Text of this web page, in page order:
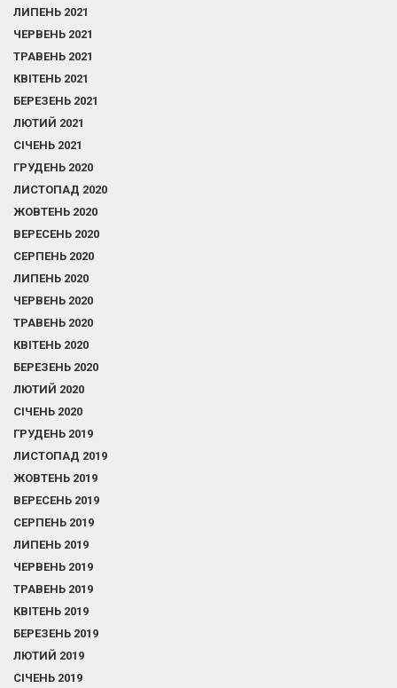
ЛИПЕНЬ 2021
ЧЕРВЕНЬ 2021
ТРАВЕНЬ 2021
КВІТЕНЬ 2021
БЕРЕЗЕНЬ 2021
ЛЮТИЙ 2021
СІЧЕНЬ 2021
ГРУДЕНЬ 2020
ЛИСТОПАД 2020
ЖОВТЕНЬ 2020
ВЕРЕСЕНЬ 2020
СЕРПЕНЬ 2020
ЛИПЕНЬ 2020
ЧЕРВЕНЬ 2020
ТРАВЕНЬ 2020
КВІТЕНЬ 2020
БЕРЕЗЕНЬ 2020
ЛЮТИЙ 2020
СІЧЕНЬ 2020
ГРУДЕНЬ 2019
ЛИСТОПАД 2019
ЖОВТЕНЬ 2019
ВЕРЕСЕНЬ 2019
СЕРПЕНЬ 2019
ЛИПЕНЬ 2019
ЧЕРВЕНЬ 2019
ТРАВЕНЬ 2019
КВІТЕНЬ 2019
БЕРЕЗЕНЬ 2019
ЛЮТИЙ 2019
СІЧЕНЬ 2019